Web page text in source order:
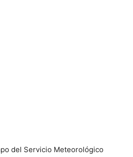
del Servicio Meteorológico